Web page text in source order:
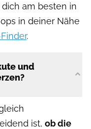
am besten in
in deiner Nähe
.
und
ist, ob die